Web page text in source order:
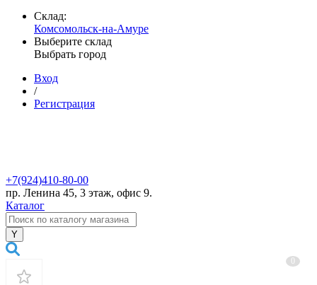
Склад:
Комсомольск-на-Амуре
Выберите склад
Выбрать город
Вход
/
Регистрация
+7(924)410-80-00
пр. Ленина 45, 3 этаж, офис 9.
Каталог